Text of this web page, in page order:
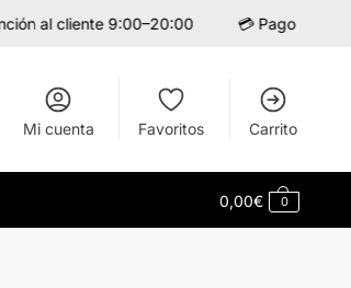
al cliente 9:00–20:00 💳 Pago seguro
Mi cuenta Favoritos Carrito
0,00€ 0